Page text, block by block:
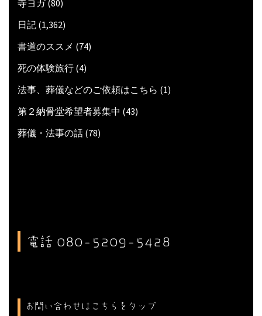
寺ヨガ(80)
日記 (1,362)
書道のススメ (74)
死の体験旅行 (4)
法事、葬儀などのご依頼はこちら (1)
第２納骨堂希望者募集中 (43)
葬儀・法事の話 (78)
電話 080-5209-5428
お問い合わせはこちらをタップ